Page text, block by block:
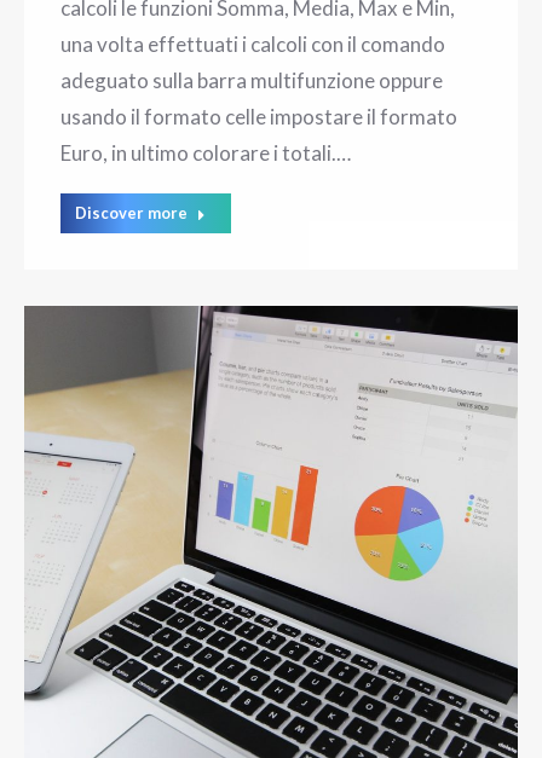
calcoli le funzioni Somma, Media, Max e Min,
una volta effettuati i calcoli con il comando
adeguato sulla barra multifunzione oppure
usando il formato celle impostare il formato
Euro, in ultimo colorare i totali.…
Discover more